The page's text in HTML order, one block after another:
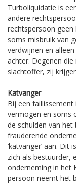
Turboliquidatie is
andere
rechtspersoon
soms misbruik van
verdwijnen en
achter. Degenen
slachtoffer, zij
Katvanger
Bij een
vermogen en soms
de schulden van
frauderende
‘katvanger’ aan.
zich als bestuurder,
onderneming in het
persoon neemt het